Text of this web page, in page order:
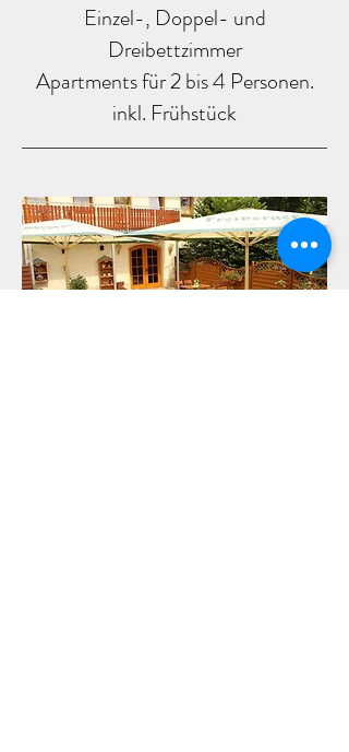
Einzel-, Doppel- und
Dreibettzimmer
Apartments für 2 bis 4 Personen.
inkl. Frühstück